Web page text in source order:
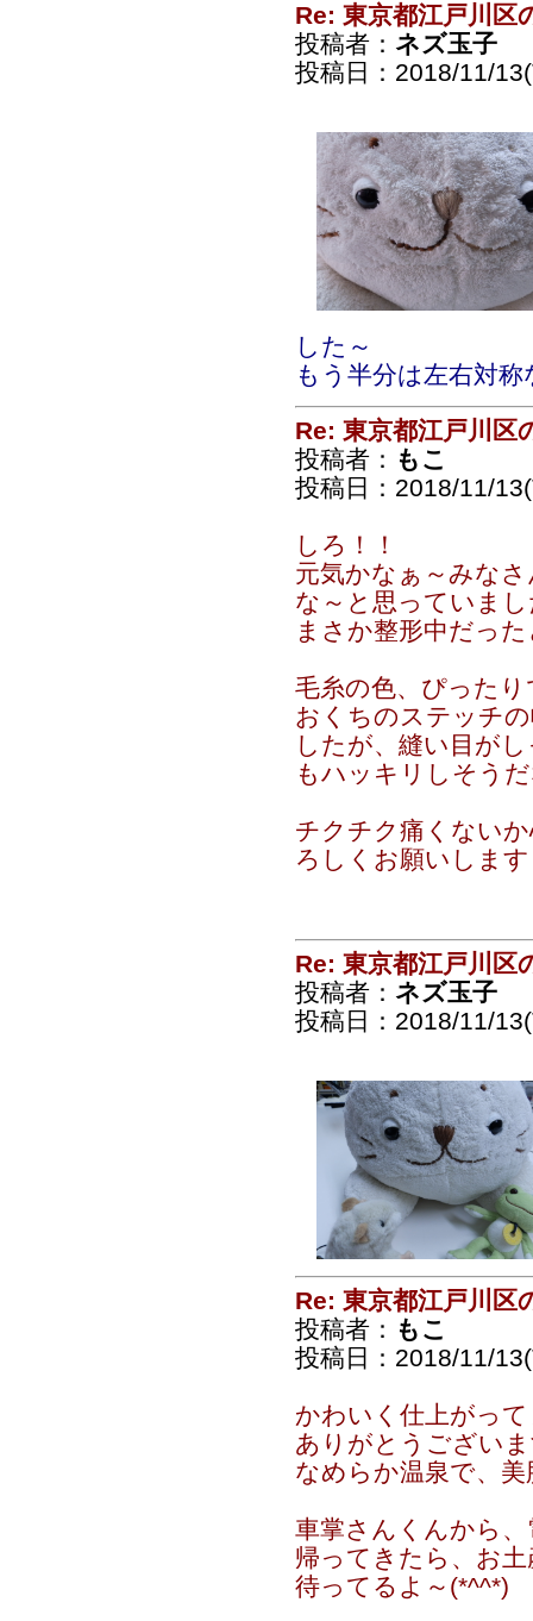
Re: 東京都江戸川区
投稿者： ネズ玉子
投稿日：2018/11/
した～
もう半分は左右対
Re: 東京都江戸川区
投稿者： もこ
投稿日：2018/11/
しろ！！
元気かなぁ～みな
な～と思っていま
まさか整形中だっ
毛糸の色、ぴった
おくちのステッチ
したが、縫い目が
もハッキリしそう
チクチク痛くない
ろしくお願いしま
Re: 東京都江戸川区
投稿者： ネズ玉子
投稿日：2018/11/
Re: 東京都江戸川区
投稿者： もこ
投稿日：2018/11/
かわいく仕上がっ
ありがとうござい
なめらか温泉で、
車掌さんくんから
帰ってきたら、お
待ってるよ～(*^^*)